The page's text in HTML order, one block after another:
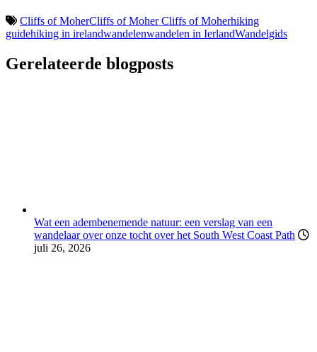
Cliffs of MoherCliffs of Moher Cliffs of Moherhiking
guidehiking in irelandwandelenwandelen in IerlandWandelgids
Gerelateerde blogposts
Wat een adembenemende natuur: een verslag van een
wandelaar over onze tocht over het South West Coast Path
juli 26, 2026